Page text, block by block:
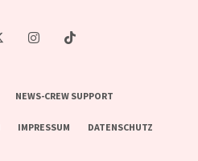
NEWS-CREW SUPPORT
IMPRESSUM DATENSCHUTZ